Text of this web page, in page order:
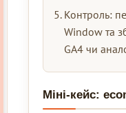
Контроль:
Window та
GA4 чи
Міні-кейс: